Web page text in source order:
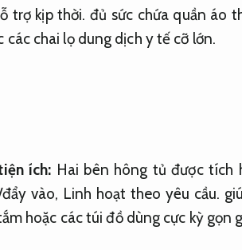
trợ kịp thời. đủ sức chứa quần áo
các chai lọ dung dịch y tế cỡ lớn.
ích: Hai bên hông tủ được tích
vào, Linh hoạt theo yêu cầu.
hoặc các túi đồ dùng cực kỳ gọn